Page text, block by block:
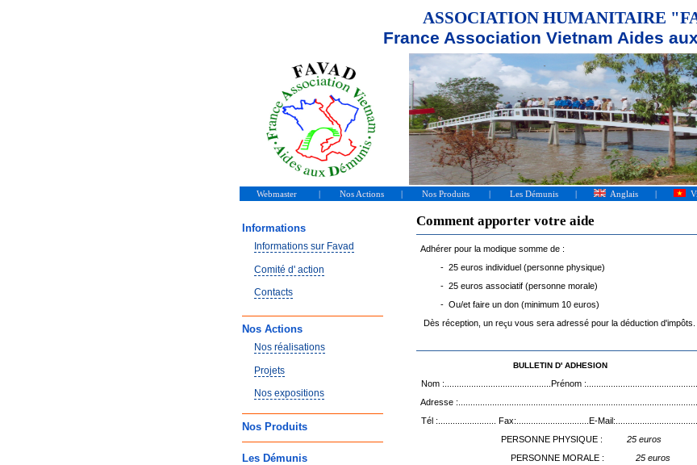
ASSOCIATION HUMANITAIRE
France Association Vietnam Aides aux
Webmaster | Nos Actions | Nos Produits | Les Démunis | Anglais | V
Informations
Informations sur Favad
Comité d' action
Contacts
Nos Actions
Nos réalisations
Projets
Nos expositions
Nos Produits
Les Démunis
Comment apporter votre aide
Adhérer pour la modique somme de :
- 25 euros individuel (personne physique)
- 25 euros associatif (personne morale)
- Ou/et faire un don (minimum 10 euros)
Dès réception, un reçu vous sera adressé pour la déduction d'impôts.
BULLETIN D' ADHESION
Nom :............................................Prénom
Adresse :.....................................................................................................
Tél :........................ Fax:..............................E-
PERSONNE PHYSIQUE : 25 euros
PERSONNE MORALE :
25 euros